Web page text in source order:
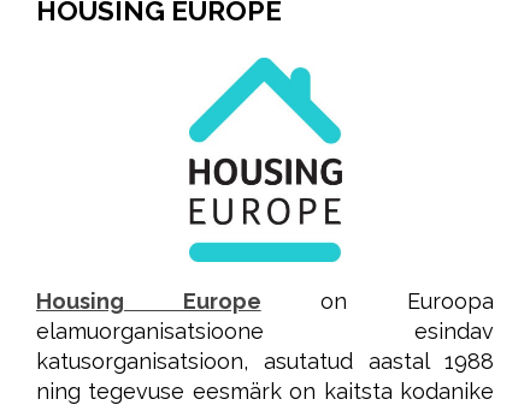
HOUSING EUROPE
Housing Europe on Euroopa
elamuorganisatsioone esindav
katusorganisatsioon, asutatud aastal 1988
ning tegevuse eesmärk on kaitsta kodanike